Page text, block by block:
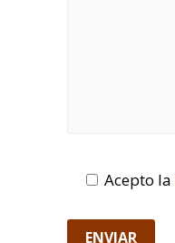
Acepto la